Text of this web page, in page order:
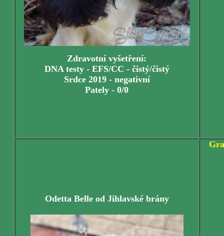
Zdravotní vyšetření:
DNA testy - EFS/CC - čistý/čistý
Srdce 2019 - negativní
Pately - 0/0
Odetta Belle od Jihlavské brány